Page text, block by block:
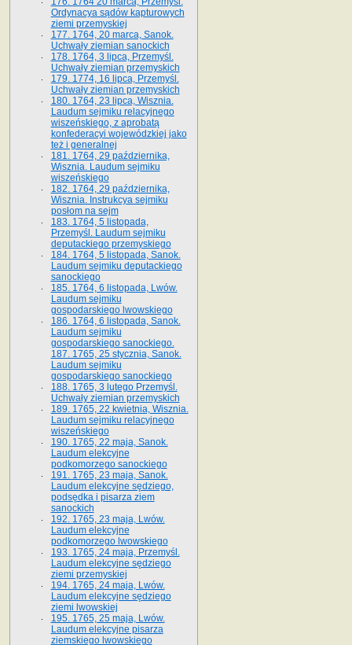
Ordynacya sądów kapturowych
ziemi przemyskiej
177. 1764, 20 marca, Sanok.
Uchwały ziemian sanockich
178. 1764, 3 lipca, Przemyśl.
Uchwały ziemian przemyskich
179. 1774, 16 lipca, Przemyśl.
Uchwały ziemian przemyskich
180. 1764, 23 lipca, Wisznia.
Laudum sejmiku relacyjnego
wiszeńskiego, z aprobatą
konfederacyi wojewódzkiej jako
też i generalnej
181. 1764, 29 października,
Wisznia. Laudum sejmiku
wiszeńskiego
182. 1764, 29 października,
Wisznia. Instrukcya sejmiku
posłom na sejm
183. 1764, 5 listopada,
Przemyśl. Laudum sejmiku
deputackiego przemyskiego
184. 1764, 5 listopada, Sanok.
Laudum sejmiku deputackiego
sanockiego
185. 1764, 6 listopada, Lwów.
Laudum sejmiku
gospodarskiego lwowskiego
186. 1764, 6 listopada, Sanok.
Laudum sejmiku
gospodarskiego sanockiego.
187. 1765, 25 stycznia, Sanok.
Laudum sejmiku
gospodarskiego sanockiego
188. 1765, 3 lutego Przemyśl.
Uchwały ziemian przemyskich
189. 1765, 22 kwietnia, Wisznia.
Laudum sejmiku relacyjnego
wiszeńskiego
190. 1765, 22 maja, Sanok.
Laudum elekcyjne
podkomorzego sanockiego
191. 1765, 23 maja, Sanok.
Laudum elekcyjne sędziego,
podsędka i pisarza ziem
sanockich
192. 1765, 23 maja, Lwów.
Laudum elekcyjne
podkomorzego lwowskiego
193. 1765, 24 maja, Przemyśl.
Laudum elekcyjne sędziego
ziemi przemyskiej
194. 1765, 24 maja, Lwów.
Laudum elekcyjne sędziego
ziemi lwowskiej
195. 1765, 25 maja, Lwów.
Laudum elekcyjne pisarza
ziemskiego lwowskiego